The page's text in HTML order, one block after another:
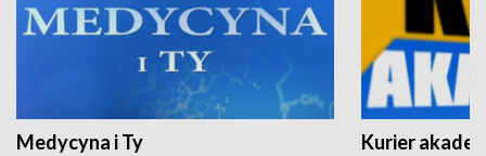
Medycyna i Ty Kurier